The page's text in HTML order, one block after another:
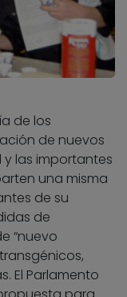
de los
de nuevos
las importantes
una misma
de su
de
“nuevo
El Parlamento